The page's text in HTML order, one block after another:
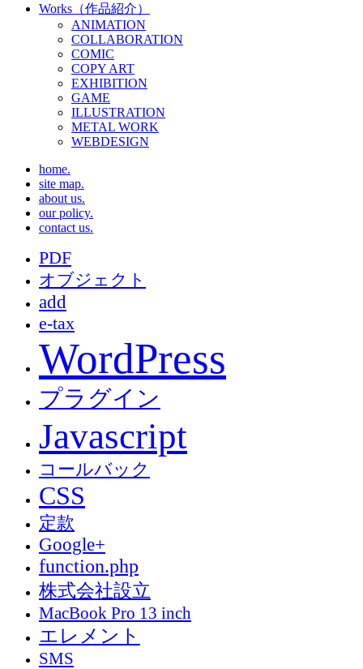
Works（作品紹介）
ANIMATION
COLLABORATION
COMIC
COPY ART
EXHIBITION
GAME
ILLUSTRATION
METAL WORK
WEBDESIGN
home.
site map.
about us.
our policy.
contact us.
PDF
オブジェクト
add
e-tax
WordPress
プラグイン
Javascript
コールバック
CSS
定款
Google+
function.php
株式会社設立
MacBook Pro 13 inch
エレメント
SMS